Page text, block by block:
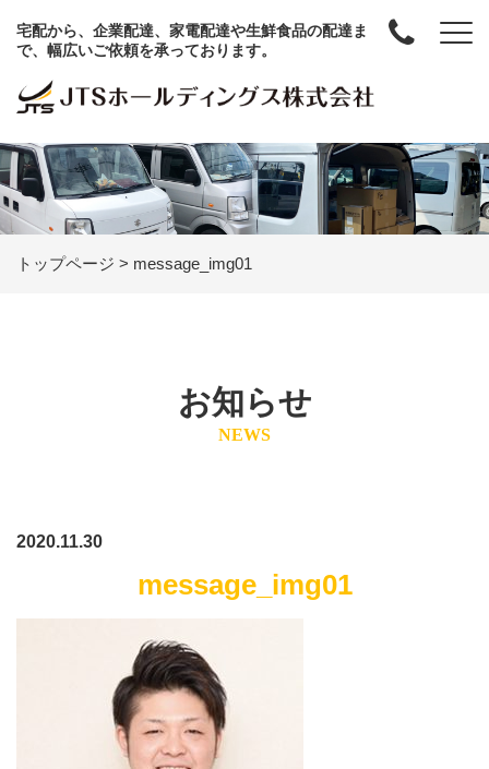
宅配から、企業配達、家電配達や生鮮食品の配達ま
で、幅広いご依頼を承っております。
トップページ > message_img01
お知らせ
NEWS
2020.11.30
message_img01